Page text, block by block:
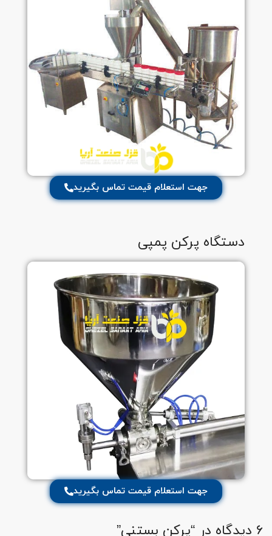
جهت استعلام قیمت تماس بگیرید
دستگاه پرکن پمپی
جهت استعلام قیمت تماس بگیرید
6 دیدگاه در “ پرکن بستنی”